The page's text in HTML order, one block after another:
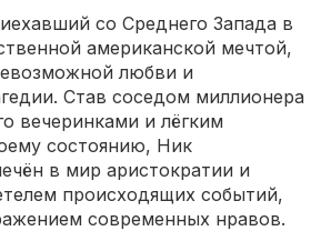
со Среднего Запада в
американской мечтой,
любви и
Став соседом миллионера
вечеринками и лёгким
состоянию, Ник
в мир аристократии и
происходящих событий,
современных нравов.